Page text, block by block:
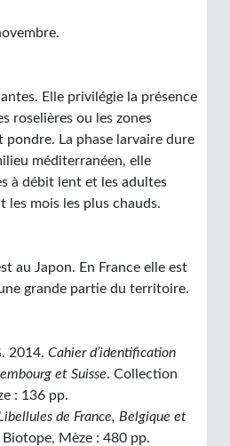
Elle privilégie la présence
roselières ou les zones
La phase larvaire dure
méditerranéen, elle
à débit lent et les adultes
les mois les plus chauds.
au Japon. En France elle est
grande partie du territoire.
2014.Cahier d’identification
et Suisse. Collection
: 136 pp.
de France, Belgique et
Mèze : 480 pp.